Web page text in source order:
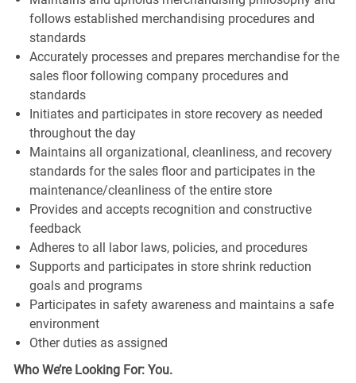
follows established merchandising procedures and
standards
Accurately processes and prepares merchandise for the
sales floor following company procedures and
standards
Initiates and participates in store recovery as needed
throughout the day
Maintains all organizational, cleanliness, and recovery
standards for the sales floor and participates in the
maintenance/cleanliness of the entire store
Provides and accepts recognition and constructive
feedback
Adheres to all labor laws, policies, and procedures
Supports and participates in store shrink reduction
goals and programs
Participates in safety awareness and maintains a safe
environment
Other duties as assigned
Who We’re Looking For: You.